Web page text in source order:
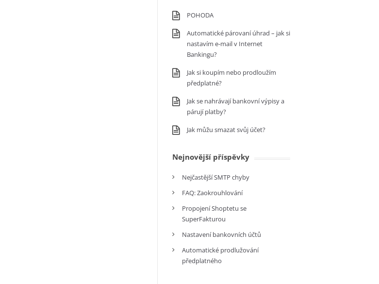
POHODA
Automatické párovaní úhrad – jak si
nastavím e-mail v Internet
Bankingu?
Jak si koupím nebo prodloužím
předplatné?
Jak se nahrávají bankovní výpisy a
párují platby?
Jak můžu smazat svůj účet?
Nejnovější příspěvky
Nejčastější SMTP chyby
FAQ: Zaokrouhlování
Propojení Shoptetu se
SuperFakturou
Nastavení bankovních účtů
Automatické prodlužování
předplatného